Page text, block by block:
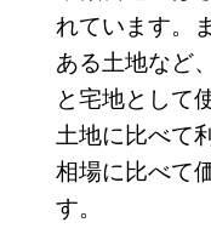
れています。
ある土地など
と宅地として
土地に比べて
相場に比べて
す。